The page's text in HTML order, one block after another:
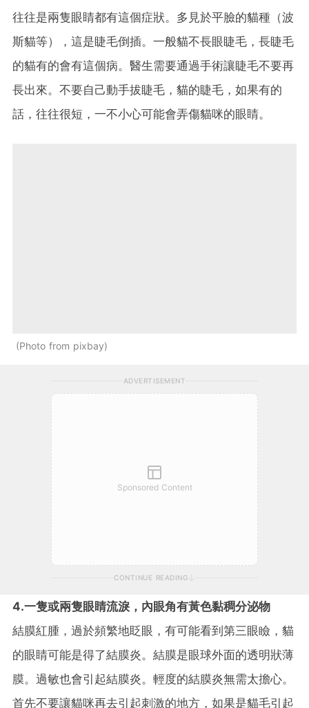
往往是兩隻眼睛都有這個症狀。多見於平臉的貓種（波
斯貓等），這是睫毛倒插。一般貓不長眼睫毛，長睫毛
的貓有的會有這個病。醫生需要通過手術讓睫毛不要再
長出來。不要自己動手拔睫毛，貓的睫毛，如果有的
話，往往很短，一不小心可能會弄傷貓咪的眼睛。
Photo from pixbay
ADVERTISEMENT
Sponsored Content
CONTINUE READING
4.一隻或兩隻眼睛流淚，內眼角有黃色黏稠分泌物
結膜紅腫，過於頻繁地眨眼，有可能看到第三眼瞼，貓
的眼睛可能是得了結膜炎。結膜是眼球外面的透明狀薄
膜。過敏也會引起結膜炎。輕度的結膜炎無需太擔心。
首先不要讓貓咪再去引起刺激的地方，如果是貓毛引起